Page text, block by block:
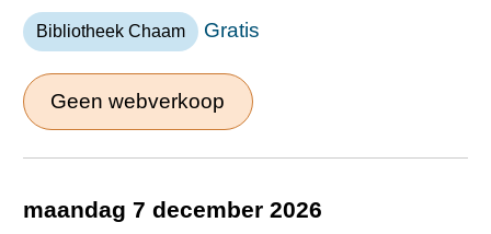
Bibliotheek Chaam Gratis
Geen webverkoop
maandag 7 december 2026